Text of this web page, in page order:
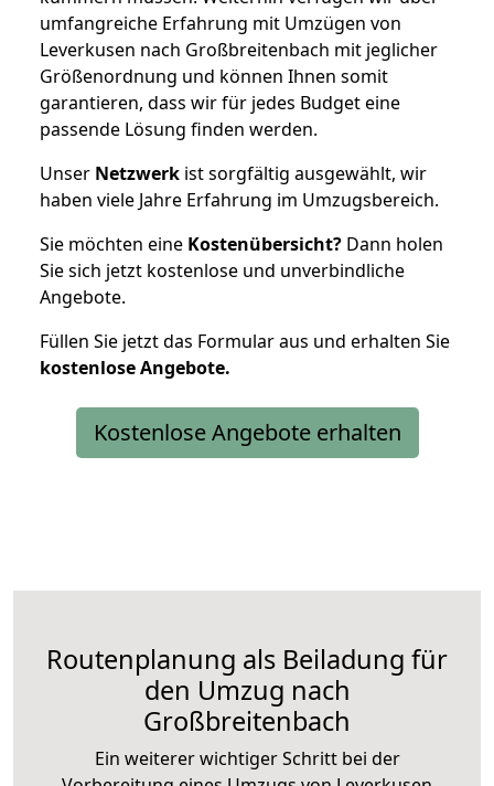
umfangreiche Erfahrung mit Umzügen von
Leverkusen nach Großbreitenbach mit jeglicher
Größenordnung und können Ihnen somit
garantieren, dass wir für jedes Budget eine
passende Lösung finden werden.
Unser Netzwerk ist sorgfältig ausgewählt, wir
haben viele Jahre Erfahrung im Umzugsbereich.
Sie möchten eine Kostenübersicht? Dann holen
Sie sich jetzt kostenlose und unverbindliche
Angebote.
Füllen Sie jetzt das Formular aus und erhalten Sie
kostenloseAngebote.
Kostenlose Angebote erhalten
Routenplanung als Beiladung für
den Umzug nach
Großbreitenbach
Ein weiterer wichtiger Schritt bei der